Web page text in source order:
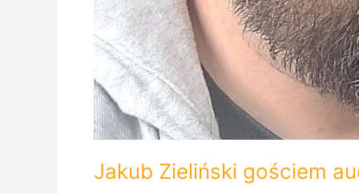
Jakub Zieliński gościem